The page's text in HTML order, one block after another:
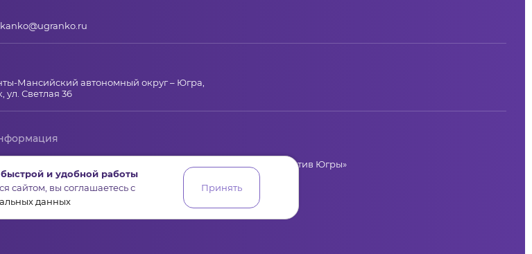
Мансийский автономный округ – Югра,
ул. Светлая 36
Фонд «Центр гражданских и социальных инициатив Югры»
адрес: 628011, Ханты-Мансийск, ул.Светлая, 36
860101001
и удобной работы
сайтом, вы соглашаетесь с
данных
Принять